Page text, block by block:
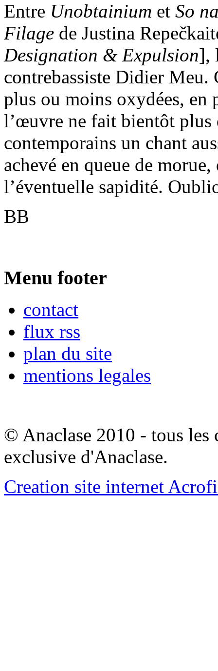
Entre Unobtainium et So
Filage de Justina
Designation & Expulsion],
contrebassiste Didier Meu.
plus ou moins oxydées, en
l’œuvre ne fait bientôt plus
contemporains un chant
achevé en queue de
l’éventuelle sapidité.
BB
Menu footer
contact
flux rss
plan du site
mentions legales
© Anaclase 2010 - tous les
exclusive d'Anaclase.
Creation site internet